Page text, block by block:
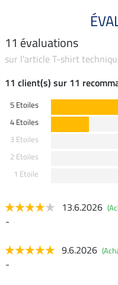
11 évaluations
sur l'article T-shirt
11 client(s) sur 11
5 Etoiles
4 Etoiles
3 Etoiles
2 Etoiles
1 Etoile
13.6.2026
-
9.6.2026
-